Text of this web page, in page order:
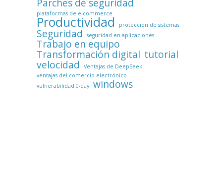
Parches de seguridad
plataformas de e-commerce
Productividad protección de sistemas
Seguridad seguridad en aplicaciones
Trabajo en equipo
Transformación digital tutorial
velocidad
Ventajas de DeepSeek
ventajas del comercio electrónico
vulnerabilidad 0-day windows